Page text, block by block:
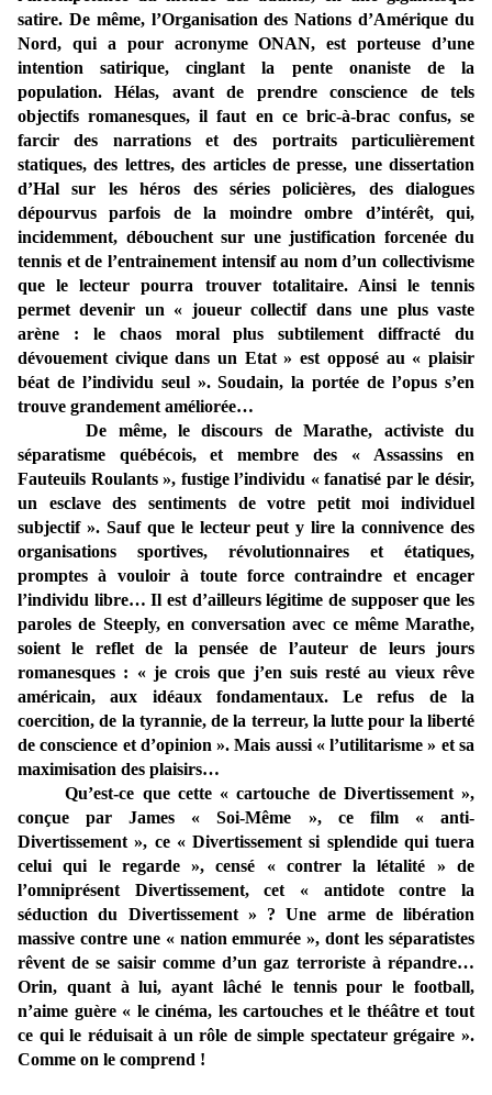
satire. De même, l’Organisation des Nations d’Amérique du
Nord, qui a pour acronyme ONAN, est porteuse d’une
intention satirique, cinglant la pente onaniste de la
population. Hélas, avant de prendre conscience de tels
objectifs romanesques, il faut en ce bric-à-brac confus, se
farcir des narrations et des portraits particulièrement
statiques, des lettres, des articles de presse, une dissertation
d’Hal sur les héros des séries policières, des dialogues
dépourvus parfois de la moindre ombre d’intérêt, qui,
incidemment, débouchent sur une justification forcenée du
tennis et de l’entrainement intensif au nom d’un collectivisme
que le lecteur pourra trouver totalitaire. Ainsi le tennis
permet devenir un « joueur collectif dans une plus vaste
arène : le chaos moral plus subtilement diffracté du
dévouement civique dans un Etat » est opposé au « plaisir
béat de l’individu seul ». Soudain, la portée de l’opus s’en
trouve grandement améliorée…
De même, le discours de Marathe, activiste du
séparatisme québécois, et membre des « Assassins en
Fauteuils Roulants », fustige l’individu « fanatisé par le désir,
un esclave des sentiments de votre petit moi individuel
subjectif ». Sauf que le lecteur peut y lire la connivence des
organisations sportives, révolutionnaires et étatiques,
promptes à vouloir à toute force contraindre et encager
l’individu libre… Il est d’ailleurs légitime de supposer que les
paroles de Steeply, en conversation avec ce même Marathe,
soient le reflet de la pensée de l’auteur de leurs jours
romanesques : « je crois que j’en suis resté au vieux rêve
américain, aux idéaux fondamentaux. Le refus de la
coercition, de la tyrannie, de la terreur, la lutte pour la liberté
de conscience et d’opinion ». Mais aussi « l’utilitarisme » et sa
maximisation des plaisirs…
Qu’est-ce que cette « cartouche de Divertissement »,
conçue par James « Soi-Même », ce film « anti-
Divertissement », ce « Divertissement si splendide qui tuera
celui qui le regarde », censé « contrer la létalité » de
l’omniprésent Divertissement, cet « antidote contre la
séduction du Divertissement » ? Une arme de libération
massive contre une « nation emmurée », dont les séparatistes
rêvent de se saisir comme d’un gaz terroriste à répandre…
Orin, quant à lui, ayant lâché le tennis pour le football,
n’aime guère « le cinéma, les cartouches et le théâtre et tout
ce qui le réduisait à un rôle de simple spectateur grégaire ».
Comme on le comprend !